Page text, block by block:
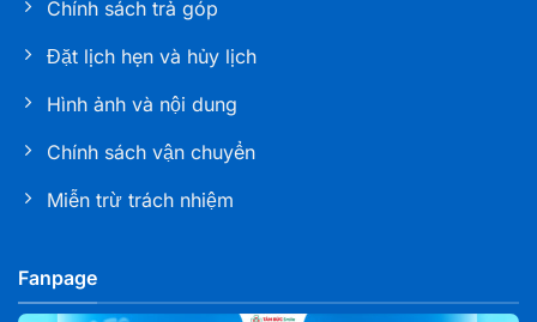
Nha khoa Tâm Đức Smile – CN Bạc Liêu
286 Trần Phú, Phường Bạc Liêu, tỉnh Cà Mau
Nha khoa Tâm Đức Smile – CN Sóc Trăng
Số K1 - 03 - 05, đường 30/4, Khóm 6, phường Phú
Lợi, TP. Cần Thơ
Ninh, Tỉnh Tây Ninh
Chính sách trả góp
Đặt lịch hẹn và hủy lịch
Hình ảnh và nội dung
Chính sách vận chuyển
Miễn trừ trách nhiệm
Fanpage